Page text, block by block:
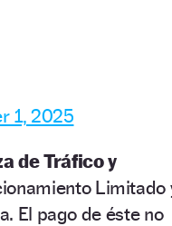
1, 2025
de Tráfico y
Limitado
El pago de éste no